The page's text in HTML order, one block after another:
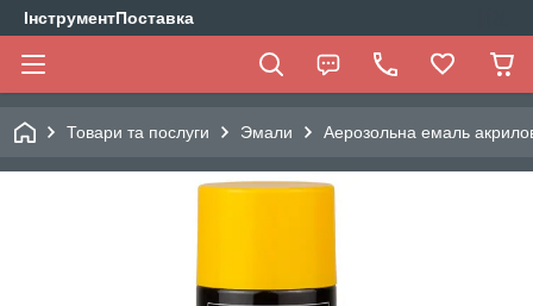
ІнструментПоставка
Товари та послуги Эмали Аерозольна емаль